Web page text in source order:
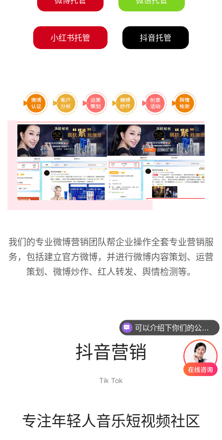
小红书托管 抖音托管
我们的专业微博营销团队帮企业操作全套专业营销服
务，包括建立官方微博，并进行微博内容策划、运营
策划、微博炒作、红人转发、舆情检测等。
抖音营销
Tik Tok
专注年轻人音乐短视频社区
可以介绍下你们的公司么